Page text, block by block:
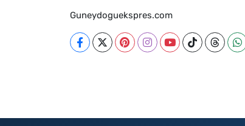
Guneydoguekspres.com